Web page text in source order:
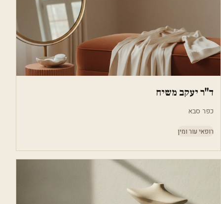
ד"ר יעקב משיח
כפר סבא
רופאי עור ומין